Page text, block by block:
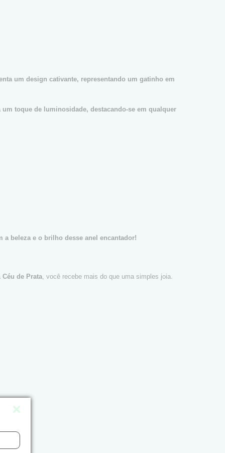
um design cativante, representando um gatinho em
toque de luminosidade, destacando-se em qualquer
beleza e o brilho desse anel encantador!
Céu de Prata , você recebe mais do que uma simples joia.